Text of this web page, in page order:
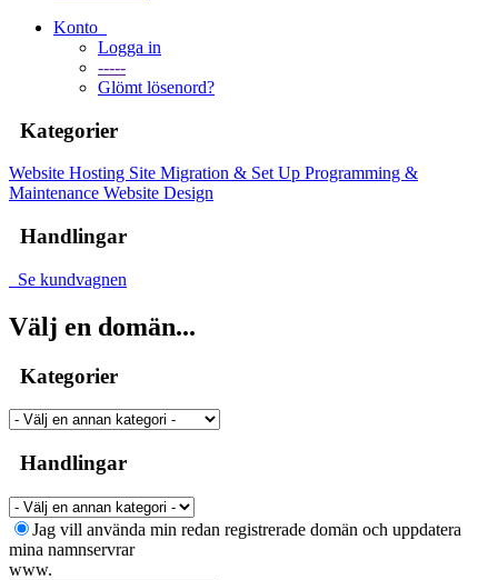
Konto
Logga in
-----
Glömt lösenord?
Kategorier
Website Hosting Site Migration & Set Up Programming &
Maintenance Website Design
Handlingar
Se kundvagnen
Välj en domän...
Kategorier
Handlingar
Jag vill använda min redan registrerade domän och uppdatera
mina namnservrar
www.